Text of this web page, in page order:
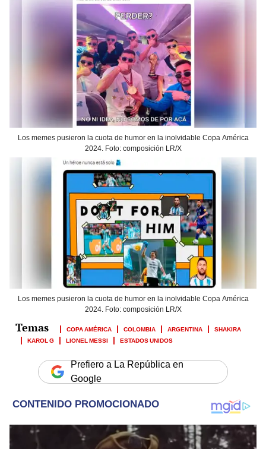
Los memes pusieron la cuota de humor en la inolvidable Copa América
2024. Foto: composición LR/X
Los memes pusieron la cuota de humor en la inolvidable Copa América
2024. Foto: composición LR/X
COPA AMÉRICA COLOMBIA ARGENTINA
SHAKIRA
KAROL G
LIONEL MESSI ESTADOS UNIDOS
Prefiero a La República en
Google